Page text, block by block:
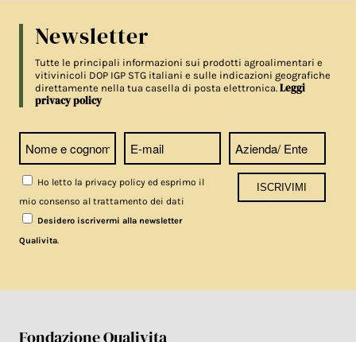
Newsletter
Tutte le principali informazioni sui prodotti agroalimentari e
vitivinicoli DOP IGP STG italiani e sulle indicazioni geografiche
direttamente nella tua casella di posta elettronica.Leggi
privacy policy
Ho letto la privacy policy ed esprimo il
mio consenso al trattamento dei dati
Desidero iscrivermi alla newsletter
Qualivita.
Fondazione Qualivita